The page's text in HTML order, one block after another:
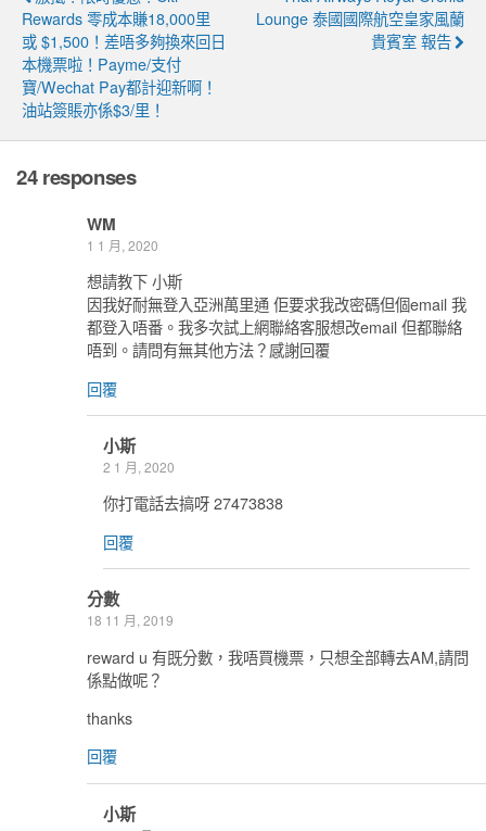
Rewards 零成本賺18,000里
或 $1,500！差唔多夠換來回日
本機票啦！Payme/支付
寶/Wechat Pay都計迎新啊！
油站簽賬亦係$3/里！
Lounge 泰國國際航空皇家風蘭
貴賓室 報告
24 responses
WM
1 1 月, 2020
想請教下 小斯
因我好耐無登入亞洲萬里通 佢要求我改密碼但個email 我
都登入唔番。我多次試上網聯絡客服想改email 但都聯絡
唔到。請問有無其他方法？感謝回覆
回覆
小斯
2 1 月, 2020
你打電話去搞呀 27473838
回覆
分數
18 11 月, 2019
reward u 有既分數，我唔買機票，只想全部轉去AM,請問
係點做呢？
thanks
回覆
小斯